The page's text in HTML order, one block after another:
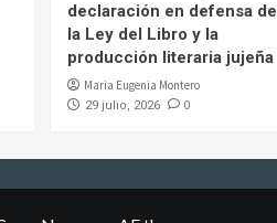
declaración en defensa de
la Ley del Libro y la
producción literaria jujeña
Maria Eugenia Montero
29 julio, 2026 0